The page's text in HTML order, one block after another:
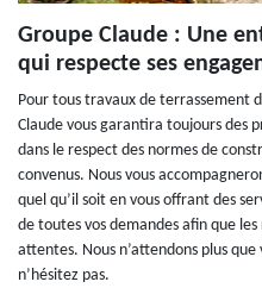
Groupe Claude : Une
qui respecte ses
Pour tous travaux de terrassement
Claude vous garantira toujours des
dans le respect des normes de
convenus. Nous vous
quel qu’il soit en vous offrant des
de toutes vos demandes afin que
attentes. Nous n’attendons plus
n’hésitez pas.